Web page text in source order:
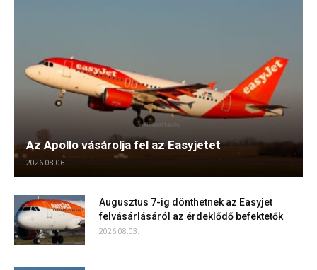
Az Apollo vásárolja fel az Easyjetet
2026.08.06.
Augusztus 7-ig dönthetnek az Easyjet
felvásárlásáról az érdeklődő befektetők
2026.08.03.